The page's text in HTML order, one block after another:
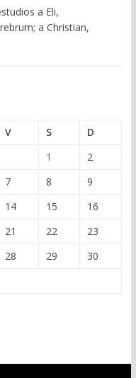
a Eli,
a Christian,
V S
D
1
2
7 8
9
14 15
16
21 22
23
28 29
30